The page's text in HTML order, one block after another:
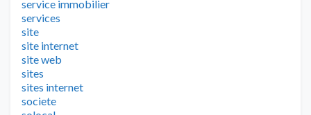
service immobilier
services
site
site internet
site web
sites
sites internet
societe